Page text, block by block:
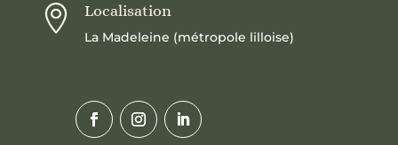
 Localisation
La Madeleine (métropole lilloise)